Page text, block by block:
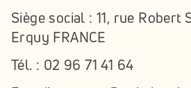
Siège social : 11, rue Robert
Erquy FRANCE
Tél. : 02 96 71 41 64